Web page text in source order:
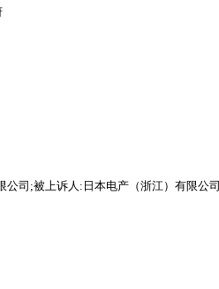
司;被上诉人:日本电产（浙江）有限公司